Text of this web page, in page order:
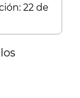
22 de